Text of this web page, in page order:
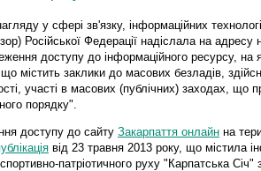
у сфері зв'язку, інформаційних
Російської Федерації надіслала на адресу
доступу до інформаційного ресурсу, на
містить заклики до масових безладів,
участі в масових (публічних) заходах, що
порядку".
доступу до сайту Закарпаття онлайн на
від 23 травня 2013 року, що містила
патріотичного руху "Карпатська Січ"